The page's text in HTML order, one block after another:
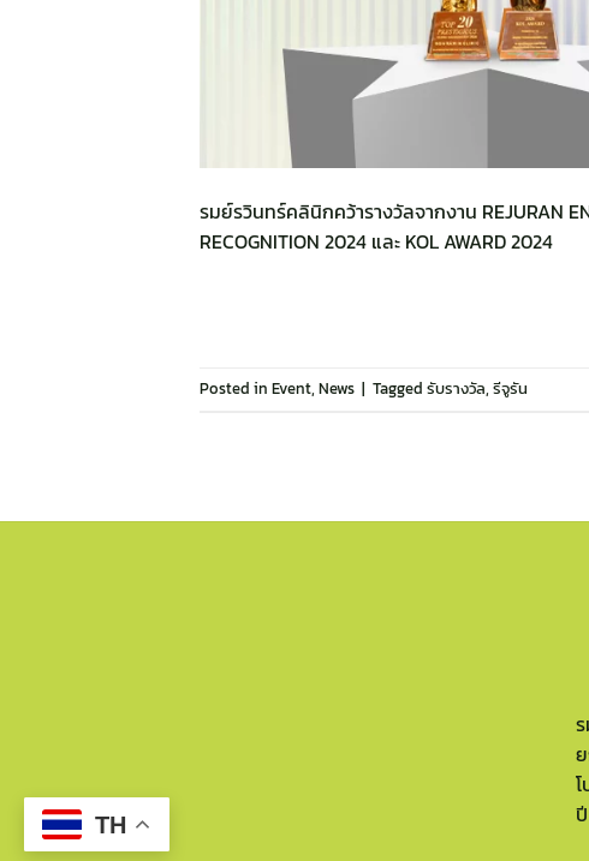
รมย์รวินทร์คลินิกคว้ารางวัลจากงาน REJURAN
RECOGNITION 2024 และ KOL AWARD 2024
Posted inEvent,News | Taggedรับรางวัล,รีจูรัน
TH